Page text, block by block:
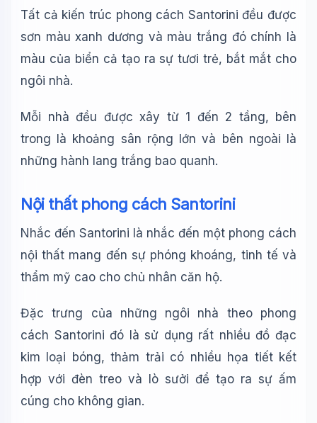
Tất cả kiến trúc phong cách Santorini đều được
sơn màu xanh dương và màu trắng đó chính là
màu của biển cả tạo ra sự tươi trẻ, bắt mắt cho
ngôi nhà.
Mỗi nhà đều được xây từ 1 đến 2 tầng, bên
trong là khoảng sân rộng lớn và bên ngoài là
những hành lang trắng bao quanh.
Nội thất phong cách Santorini
Nhắc đến Santorini là nhắc đến một phong cách
nội thất mang đến sự phóng khoáng, tinh tế và
thẩm mỹ cao cho chủ nhân căn hộ.
Đặc trưng của những ngôi nhà theo phong
cách Santorini đó là sử dụng rất nhiều đồ đạc
kim loại bóng, thảm trải có nhiều họa tiết kết
hợp với đèn treo và lò sưởi để tạo ra sự ấm
cúng cho không gian.